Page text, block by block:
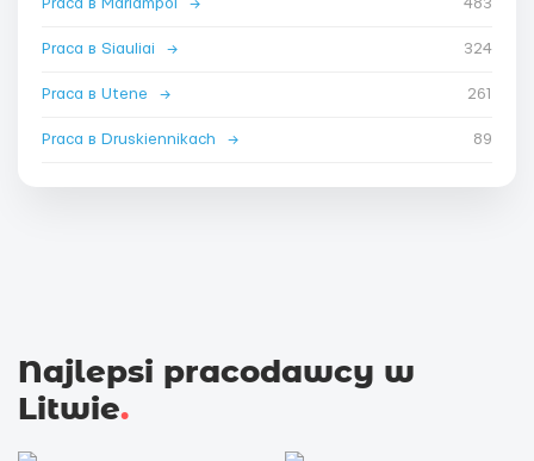
Praca в Mariampol → 483
Praca в Siauliai → 324
Praca в Utene → 261
Praca в Druskiennikach → 89
Najlepsi pracodawcy w
Litwie.